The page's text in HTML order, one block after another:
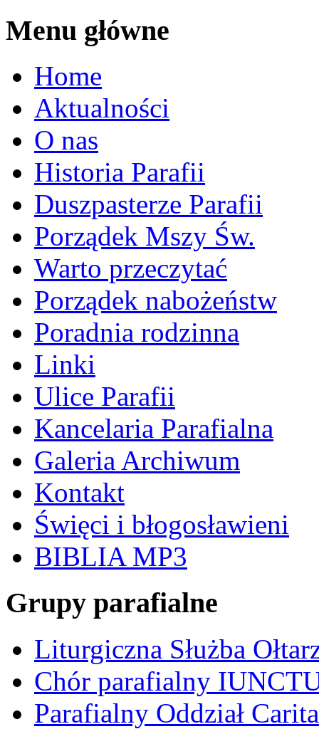
Menu główne
Home
Aktualności
O nas
Historia Parafii
Duszpasterze Parafii
Porządek Mszy Św.
Warto przeczytać
Porządek nabożeństw
Poradnia rodzinna
Linki
Ulice Parafii
Kancelaria Parafialna
Galeria Archiwum
Kontakt
Święci i błogosławieni
BIBLIA MP3
Grupy parafialne
Liturgiczna Służba
Chór parafialny
Parafialny Oddział